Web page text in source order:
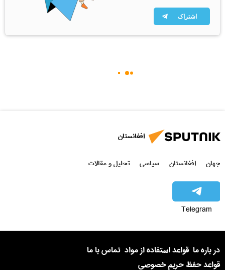
اشتراک
افغانستان
جهان افغانستان سیاسی تحلیل و مقالات
Telegram
در باره ما قواعد استفاده از مواد تماس با ما
قواعد حفظ حریم خصوصی